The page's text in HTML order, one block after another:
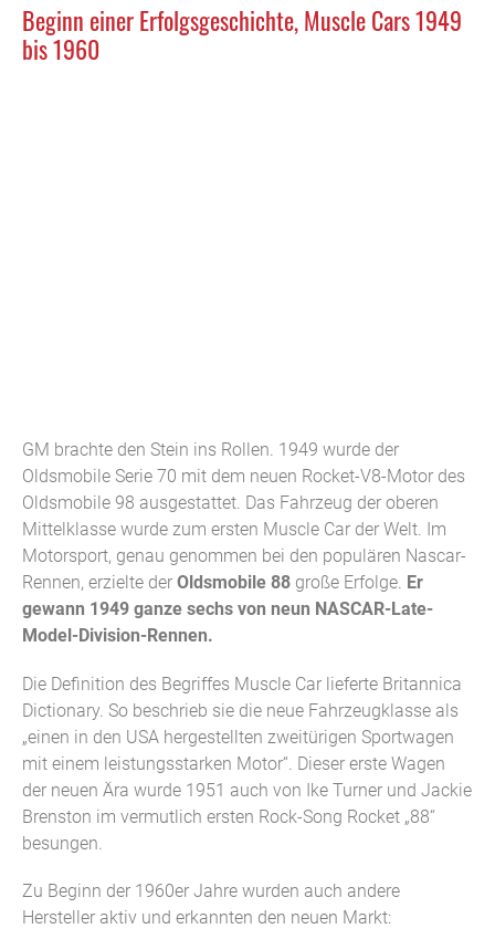
Beginn einer Erfolgsgeschichte, Muscle Cars 1949
bis 1960
GM brachte den Stein ins Rollen. 1949 wurde der
Oldsmobile Serie 70 mit dem neuen Rocket-V8-Motor des
Oldsmobile 98 ausgestattet. Das Fahrzeug der oberen
Mittelklasse wurde zum ersten Muscle Car der Welt. Im
Motorsport, genau genommen bei den populären Nascar-
Rennen, erzielte der Oldsmobile 88 große Erfolge. Er
gewann 1949 ganze sechs von neun NASCAR-Late-
Model-Division-Rennen.
Die Definition des Begriffes Muscle Car lieferte Britannica
Dictionary. So beschrieb sie die neue Fahrzeugklasse als
„einen in den USA hergestellten zweitürigen Sportwagen
mit einem leistungsstarken Motor“. Dieser erste Wagen
der neuen Ära wurde 1951 auch von Ike Turner und Jackie
Brenston im vermutlich ersten Rock-Song Rocket „88“
besungen.
Zu Beginn der 1960er Jahre wurden auch andere
Hersteller aktiv und erkannten den neuen Markt: